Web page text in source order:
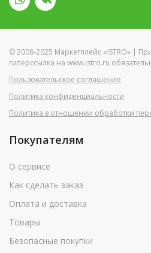
© 2008-2025 Маркетплейс «ISTRO» |
гиперссылка на www.istro.ru
Пользовательское соглашение
Политика конфиденциальности
Политика в отношении обработки
Покупателям
О сервисе
Как сделать заказ
Оплата и доставка
Товары
Безопасные покупки